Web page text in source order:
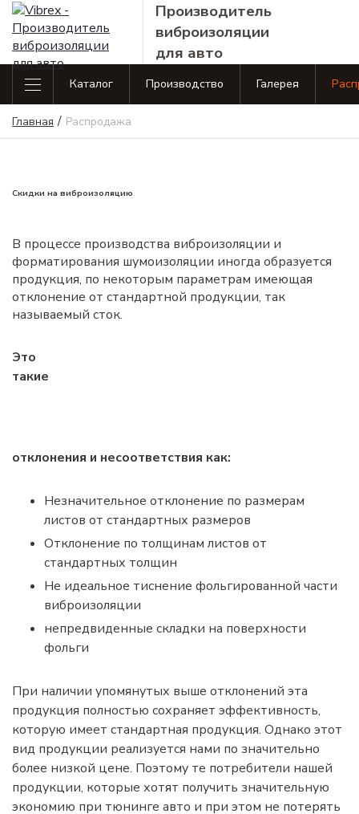
Производитель
виброизоляции
для авто
Каталог продукции
Распродажа
Контакты
Оплата и доставка
информация
Standart line
Business
Каталог
Виброизоляция
Standart line
Business line
Premium line
Сопутствующие товары
Производство Галерея
Главная / Распродажа
Скидки на виброизоляцию
В процессе производства виброизоляции и
форматирования шумоизоляции иногда образуется
продукция, по некоторым параметрам имеющая
отклонение от стандартной продукции, так
называемый сток.
Это
такие
отклонения и несоответствия как:
Незначительное отклонение по размерам
листов от стандартных размеров
Отклонение по толщинам листов от
стандартных толщин
Не идеальное тиснение фольгированной части
виброизоляции
непредвиденные складки на поверхности
фольги
При наличии упомянутых выше отклонений эта
продукция полностью сохраняет эффективность,
которую имеет стандартная продукция. Однако этот
вид продукции реализуется нами по значительно
более низкой цене. Поэтому те потребители нашей
продукции, которые хотят получить значительную
экономию при тюнинге авто и при этом не потерять